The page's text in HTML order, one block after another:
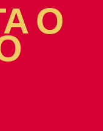
O